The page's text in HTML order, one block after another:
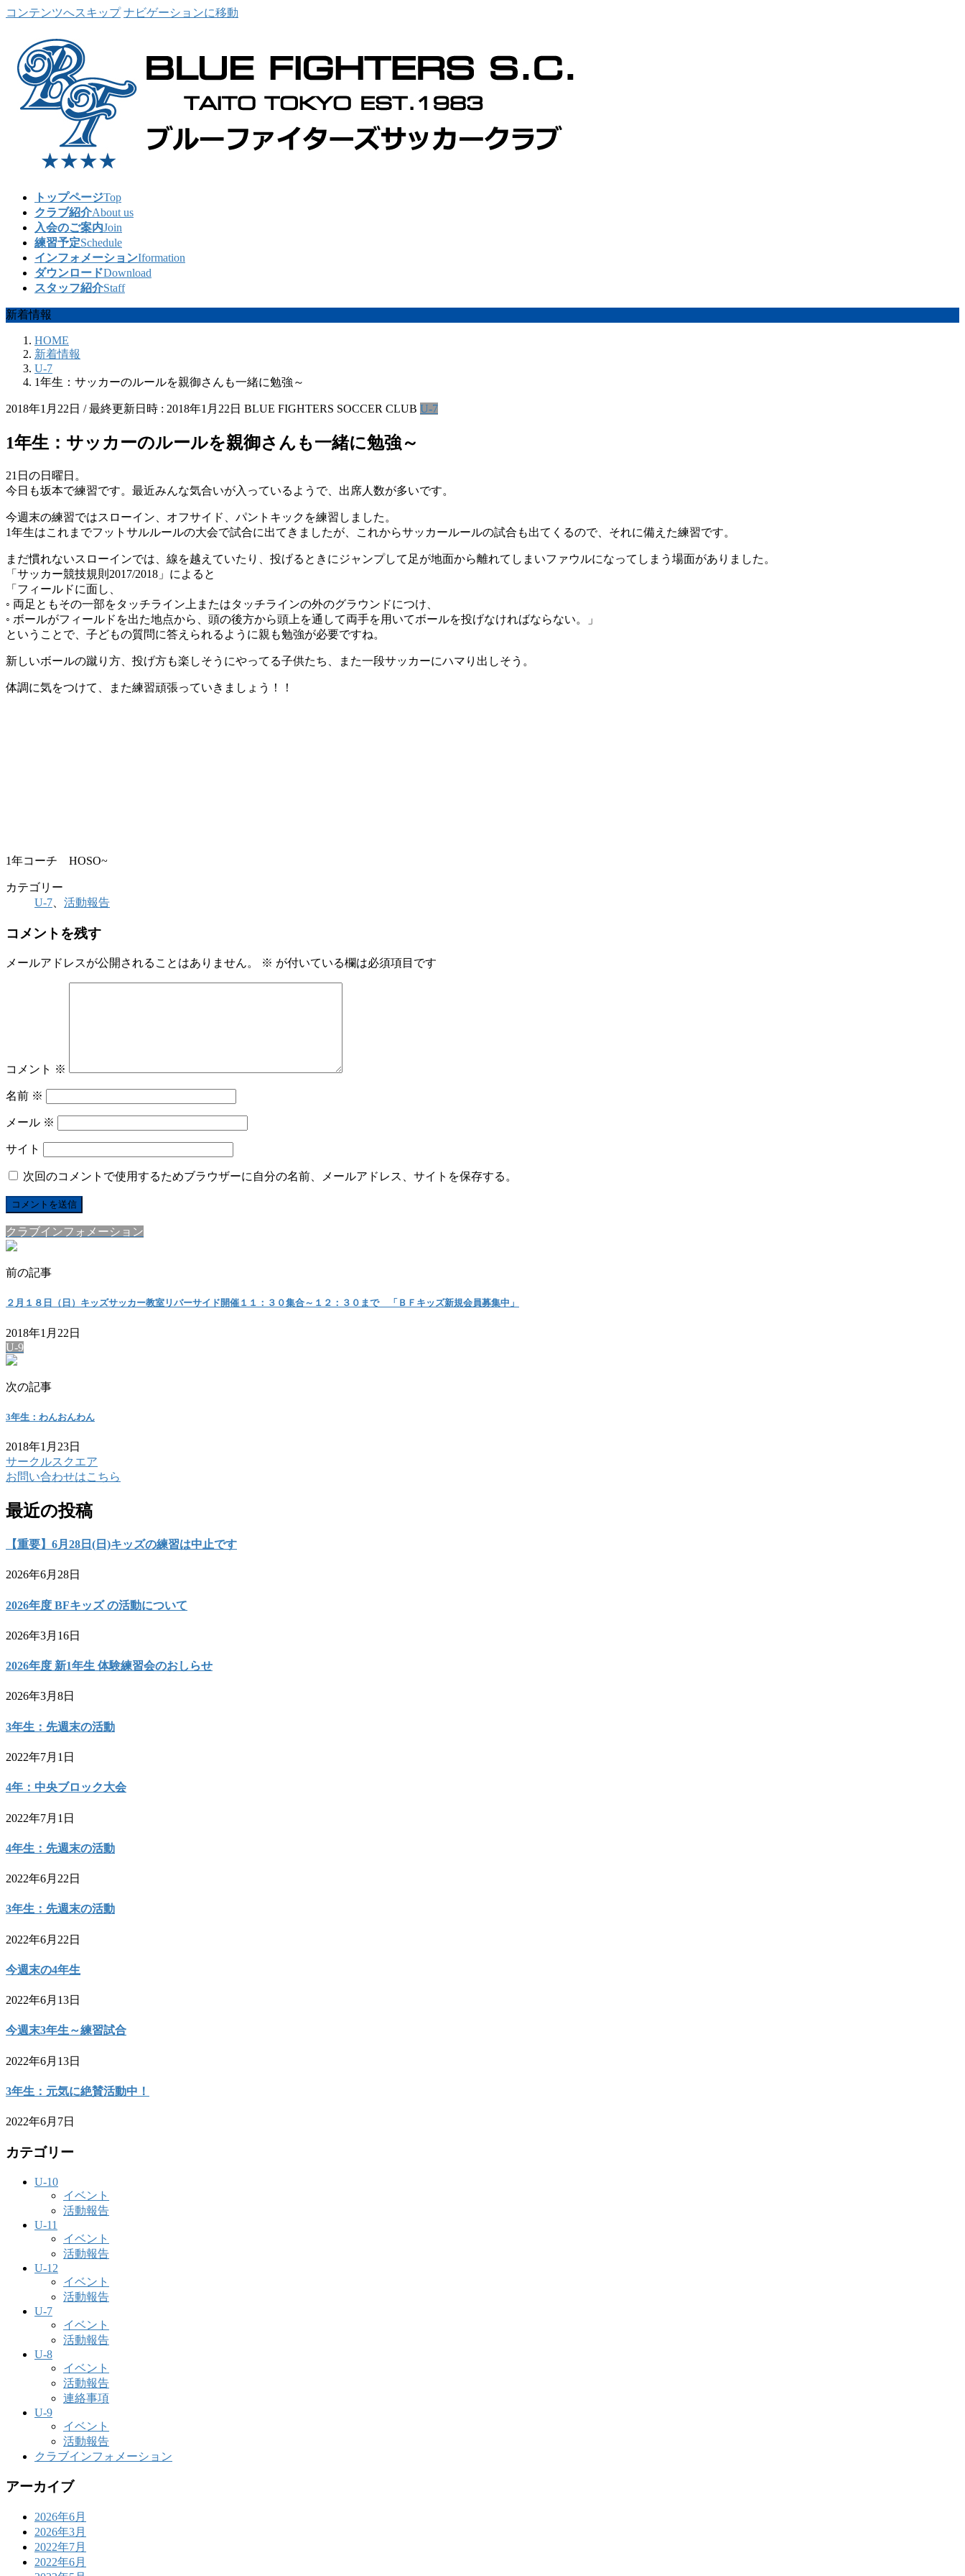
コンテンツへスキップ ナビゲーションに移動
トップページTop
クラブ紹介About us
入会のご案内Join
練習予定Schedule
インフォメーションIformation
ダウンロードDownload
スタッフ紹介Staff
新着情報
HOME
新着情報
U-7
1年生：サッカーのルールを親御さんも一緒に勉強～
2018年1月22日 / 最終更新日時 : 2018年1月22日 BLUE FIGHTERS SOCCER CLUB U-7
1年生：サッカーのルールを親御さんも一緒に勉強～
21日の日曜日。
今日も坂本で練習です。最近みんな気合いが入っているようで、出席人数が多いです。
今週末の練習ではスローイン、オフサイド、パントキックを練習しました。
1年生はこれまでフットサルルールの大会で試合に出てきましたが、これからサッカールールの試合も出てくるので、それに備えた練習です。
まだ慣れないスローインでは、線を越えていたり、投げるときにジャンプして足が地面から離れてしまいファウルになってしまう場面がありました。
「サッカー競技規則2017/2018」によると
「フィールドに面し、
◦ 両足ともその一部をタッチライン上またはタッチラインの外のグラウンドにつけ、
◦ ボールがフィールドを出た地点から、頭の後方から頭上を通して両手を用いてボールを投げなければならない。」
ということで、子どもの質問に答えられるように親も勉強が必要ですね。
新しいボールの蹴り方、投げ方も楽しそうにやってる子供たち、また一段サッカーにハマり出しそう。
体調に気をつけて、また練習頑張っていきましょう！！
1年コーチ HOSO~
カテゴリー
U-7
活動報告
コメントを残す
メールアドレスが公開されることはありません。 ※ が付いている欄は必須項目です
コメント ※
名前 ※
メール ※
サイト
次回のコメントで使用するためブラウザーに自分の名前、メールアドレス、サイトを保存する。
クラブインフォメーション
前の記事
２月１８日（日）キッズサッカー教室リバーサイド開催１１：３０集合～１２：３０まで 「ＢＦキッズ新規会員募集中」
2018年1月22日
U-9
次の記事
3年生：わんおんわん
2018年1月23日
サークルスクエア
お問い合わせはこちら
最近の投稿
【重要】6月28日(日)キッズの練習は中止です
2026年6月28日
2026年度 BFキッズ の活動について
2026年3月16日
2026年度 新1年生 体験練習会のおしらせ
2026年3月8日
3年生：先週末の活動
2022年7月1日
4年：中央ブロック大会
2022年7月1日
4年生：先週末の活動
2022年6月22日
3年生：先週末の活動
2022年6月22日
今週末の4年生
2022年6月13日
今週末3年生～練習試合
2022年6月13日
3年生：元気に絶賛活動中！
2022年6月7日
カテゴリー
U-10
イベント
活動報告
U-11
イベント
活動報告
U-12
イベント
活動報告
U-7
イベント
活動報告
U-8
イベント
活動報告
連絡事項
U-9
イベント
活動報告
クラブインフォメーション
アーカイブ
2026年6月
2026年3月
2022年7月
2022年6月